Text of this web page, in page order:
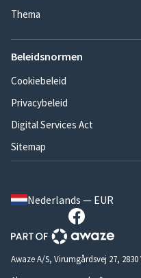
Thema
Beleidsnormen
Cookiebeleid
Privacybeleid
Digital Services Act
Sitemap
Nederlands — EUR
Awaze A/S, Virumgårdsvej 27,